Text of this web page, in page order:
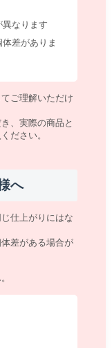
なります
差がありま
てご理解いただけ
、実際の商品と
ださい。
へ
仕上がりにはな
差がある場合が